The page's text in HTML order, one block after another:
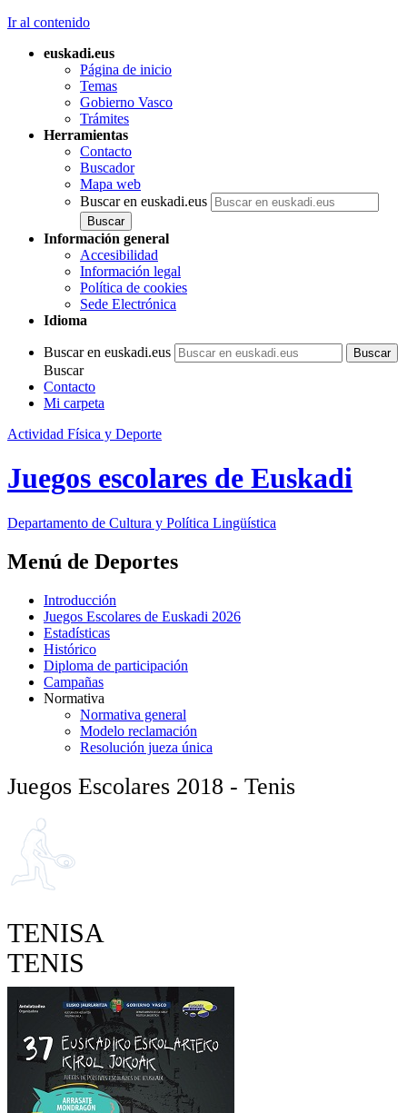
Ir al contenido
euskadi.eus
Página de inicio
Temas
Gobierno Vasco
Trámites
Herramientas
Contacto
Buscador
Mapa web
Buscar en euskadi.eus
Información general
Accesibilidad
Información legal
Política de cookies
Sede Electrónica
Idioma
Buscar en euskadi.eus
Buscar
Contacto
Mi carpeta
Actividad Física y Deporte
Juegos escolares de Euskadi
Departamento de Cultura y Política Lingüística
Menú de Deportes
Introducción
Juegos Escolares de Euskadi 2026
Estadísticas
Histórico
Diploma de participación
Campañas
Normativa
Normativa general
Modelo reclamación
Resolución jueza única
Juegos Escolares 2018 - Tenis
TENISA
TENIS